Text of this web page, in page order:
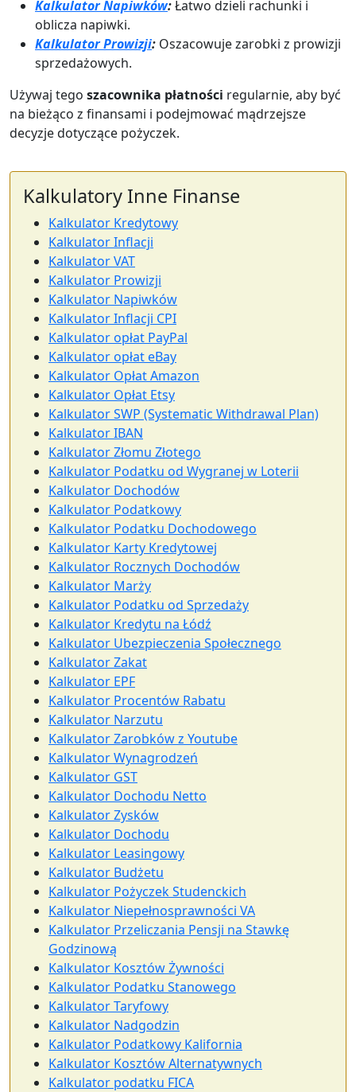
Kalkulator Napiwków:Łatwo dzieli rachunki i
oblicza napiwki.
Kalkulator Prowizji: Oszacowuje zarobki z prowizji
sprzedażowych.
Używaj tego szacownika płatności regularnie, aby być
na bieżąco z finansami i podejmować mądrzejsze
decyzje dotyczące pożyczek.
Kalkulatory Inne Finanse
Kalkulator Kredytowy
Kalkulator Inflacji
Kalkulator VAT
Kalkulator Prowizji
Kalkulator Napiwków
Kalkulator Inflacji CPI
Kalkulator opłat PayPal
Kalkulator opłat eBay
Kalkulator Opłat Amazon
Kalkulator Opłat Etsy
Kalkulator SWP (Systematic Withdrawal Plan)
Kalkulator IBAN
Kalkulator Złomu Złotego
Kalkulator Podatku od Wygranej w Loterii
Kalkulator Dochodów
Kalkulator Podatkowy
Kalkulator Podatku Dochodowego
Kalkulator Karty Kredytowej
Kalkulator Rocznych Dochodów
Kalkulator Marży
Kalkulator Podatku od Sprzedaży
Kalkulator Kredytu na Łódź
Kalkulator Ubezpieczenia Społecznego
Kalkulator Zakat
Kalkulator EPF
Kalkulator Procentów Rabatu
Kalkulator Narzutu
Kalkulator Zarobków z Youtube
Kalkulator Wynagrodzeń
Kalkulator GST
Kalkulator Dochodu Netto
Kalkulator Zysków
Kalkulator Dochodu
Kalkulator Leasingowy
Kalkulator Budżetu
Kalkulator Pożyczek Studenckich
Kalkulator Niepełnosprawności VA
Kalkulator Przeliczania Pensji na Stawkę
Godzinową
Kalkulator Kosztów Żywności
Kalkulator Podatku Stanowego
Kalkulator Taryfowy
Kalkulator Nadgodzin
Kalkulator Podatkowy Kalifornia
Kalkulator Kosztów Alternatywnych
Kalkulator podatku FICA